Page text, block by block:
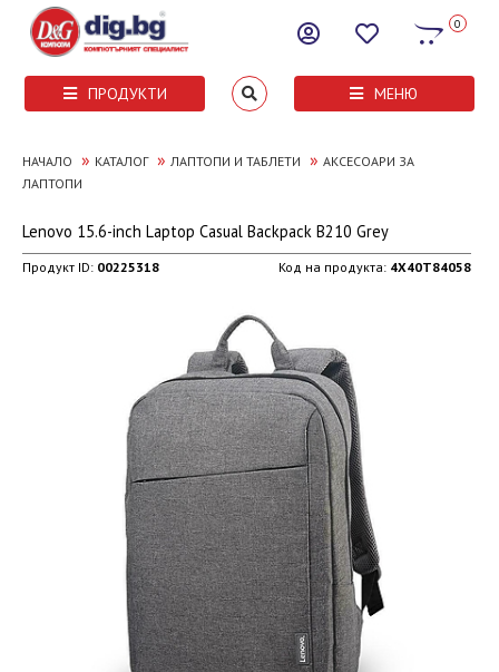
0
ПРОДУКТИ МЕНЮ
НАЧАЛО » КАТАЛОГ » ЛАПТОПИ И ТАБЛЕТИ » АКСЕСОАРИ ЗА
ЛАПТОПИ
Lenovo 15.6-inch Laptop Casual Backpack B210 Grey
Продукт ID: 00225318 Код на продукта: 4X40T84058